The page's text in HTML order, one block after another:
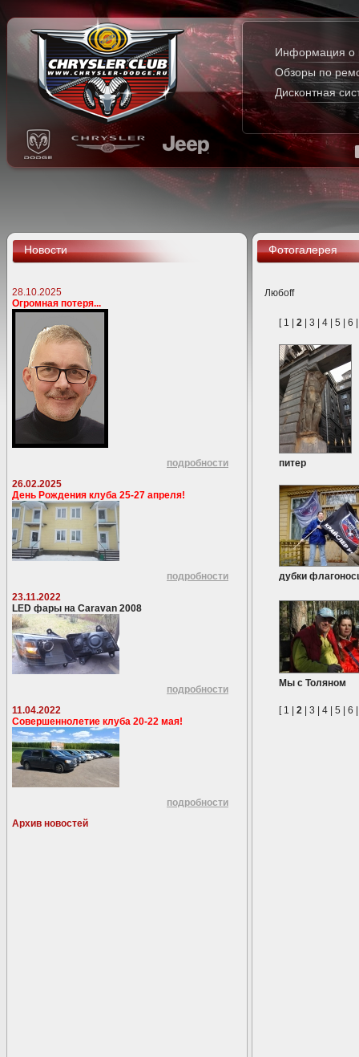
Информация о
Обзоры по
Дисконтная
Новости
28.10.2025
Огромная потеря...
подробности
26.02.2025
День Рождения клуба 25-27 апреля!
подробности
23.11.2022
LED фары на Caravan 2008
подробности
11.04.2022
Совершеннолетие клуба 20-22 мая!
подробности
Архив новостей
Фотогалерея
Любoff
[ 1 2 3 4 5 6
питер
дубки
Мы с Толяном
[ 1 2 3 4 5 6